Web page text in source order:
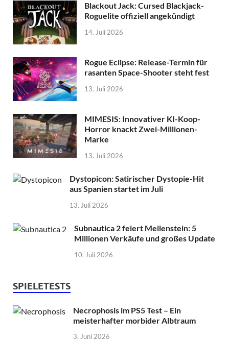
Blackout Jack: Cursed Blackjack-
Roguelite offiziell angekündigt
14. Juli 2026
Rogue Eclipse: Release-Termin für
rasanten Space-Shooter steht fest
13. Juli 2026
MIMESIS: Innovativer KI-Koop-
Horror knackt Zwei-Millionen-
Marke
13. Juli 2026
Dystopicon: Satirischer Dystopie-Hit
aus Spanien startet im Juli
13. Juli 2026
Subnautica 2 feiert Meilenstein: 5
Millionen Verkäufe und großes Update
10. Juli 2026
SPIELETESTS
Necrophosis im PS5 Test – Ein
meisterhafter morbider Albtraum
3. Juni 2026